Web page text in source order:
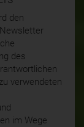
den
des
verwendeten
im Wege